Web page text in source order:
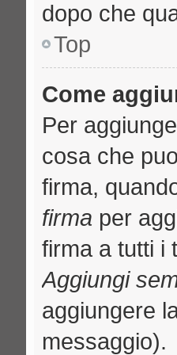
dopo che
Top
Come
Per
cosa che
firma,
firma per
firma a tutti i
Aggiungi
aggiungere
messaggio).